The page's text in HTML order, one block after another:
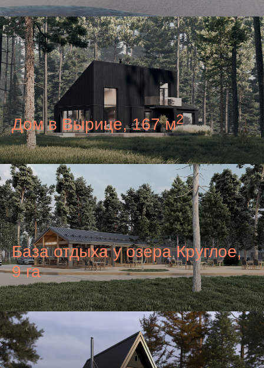
Дом в Вырице, 167 м2
База отдыха у озера Круглое,
9 га